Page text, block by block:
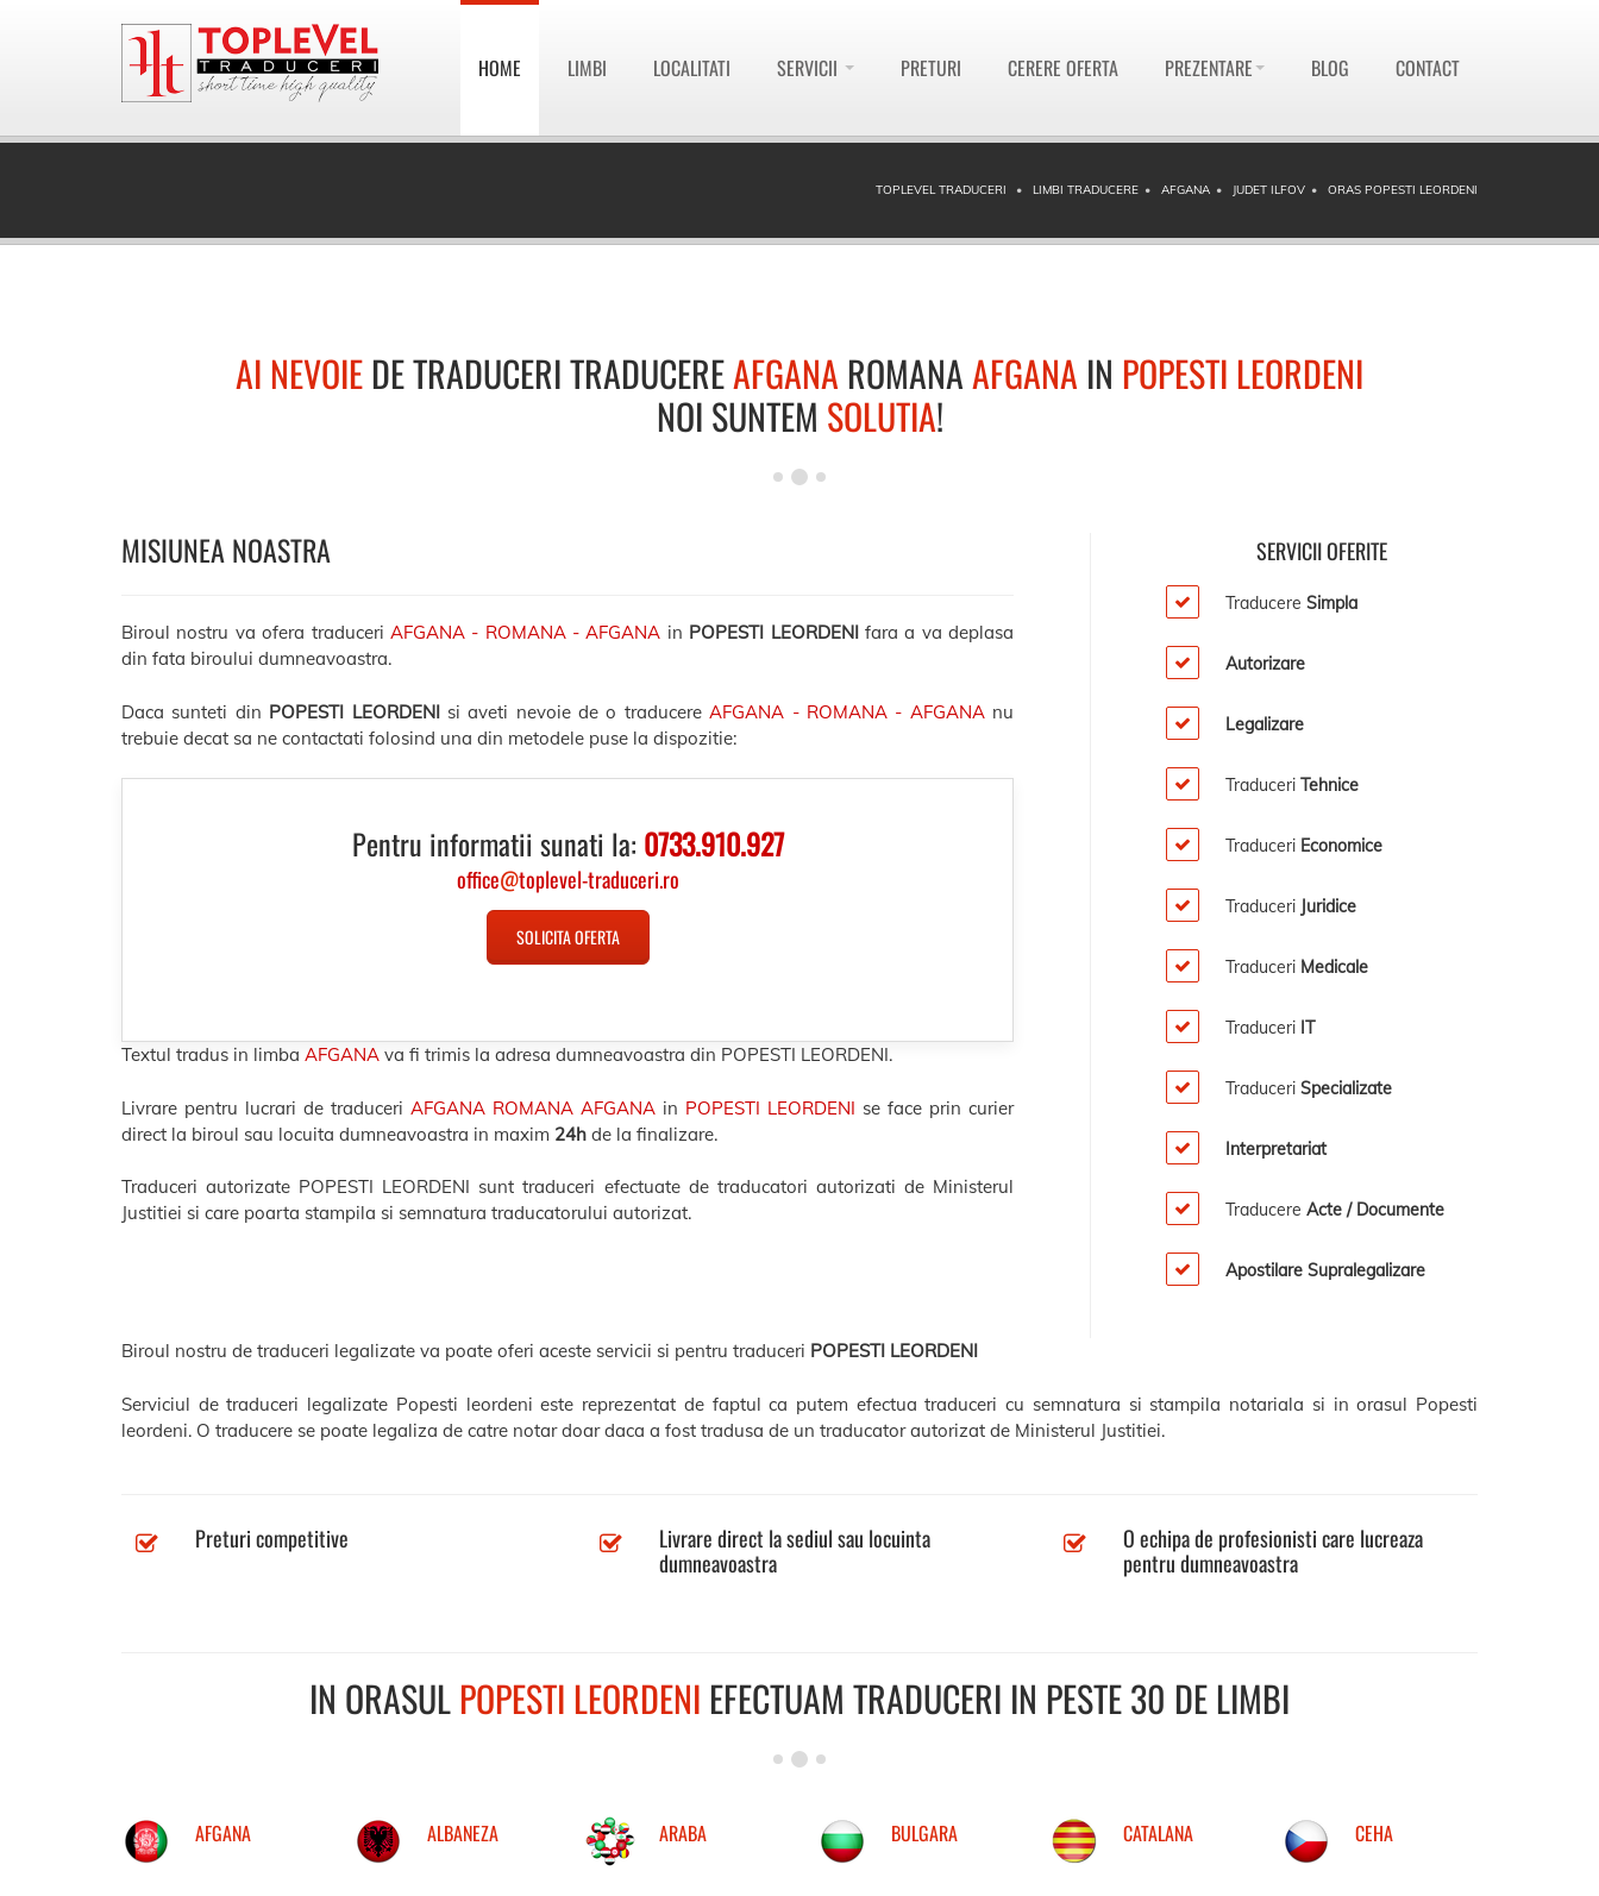
HOME LIMBI LOCALITATI SERVICII PRETURI CERERE OFERTA PREZENTARE BLOG CONTACT
TOPLEVEL TRADUCERI LIMBI TRADUCERE AFGANA JUDET ILFOV ORAS POPESTI LEORDENI
AI NEVOIE DE TRADUCERI TRADUCEREAFGANA ROMANAAFGANA IN POPESTI LEORDENI
NOI SUNTEM SOLUTIA!
MISIUNEA NOASTRA
Biroul nostru va ofera traduceri AFGANA - ROMANA - AFGANA in POPESTI LEORDENIfara a va deplasa
din fata biroului dumneavoastra.
Daca sunteti din POPESTI LEORDENIsi aveti nevoie de o traducereAFGANA - ROMANA - AFGANAnu
trebuie decat sa ne contactati folosind una din metodele puse la dispozitie:
Pentru informatii sunati la: 0733.910.927
office@toplevel-traduceri.ro
SOLICITA OFERTA
Textul tradus in limba AFGANA va fi trimis la adresa dumneavoastra din POPESTI LEORDENI.
Livrare pentru lucrari de traduceri AFGANA ROMANA AFGANA in POPESTI LEORDENI se face prin curier
direct la biroul sau locuita dumneavoastra in maxim 24h de la finalizare.
Traduceri autorizate POPESTI LEORDENI sunt traduceri efectuate de traducatori autorizati de Ministerul
Justitiei si care poarta stampila si semnatura traducatorului autorizat.
SERVICII OFERITE
Traducere Simpla
Autorizare
Legalizare
Traduceri Tehnice
Traduceri Economice
Traduceri Juridice
Traduceri Medicale
Traduceri IT
Traduceri Specializate
Interpretariat
Traducere Acte / Documente
Apostilare Supralegalizare
Biroul nostru de traduceri legalizate va poate oferi aceste servicii si pentru traduceri POPESTI LEORDENI
Serviciul de traduceri legalizate Popesti leordeni este reprezentat de faptul ca putem efectua traduceri cu semnatura si stampila notariala si in orasul Popesti
leordeni. O traducere se poate legaliza de catre notar doar daca a fost tradusa de un traducator autorizat de Ministerul Justitiei.
Preturi competitive
Livrare direct la sediul sau locuinta
dumneavoastra
O echipa de profesionisti care lucreaza
pentru dumneavoastra
IN ORASULPOPESTI LEORDENI EFECTUAM TRADUCERI IN PESTE 30 DE LIMBI
AFGANA ALBANEZA ARABA BULGARA CATALANA CEHA